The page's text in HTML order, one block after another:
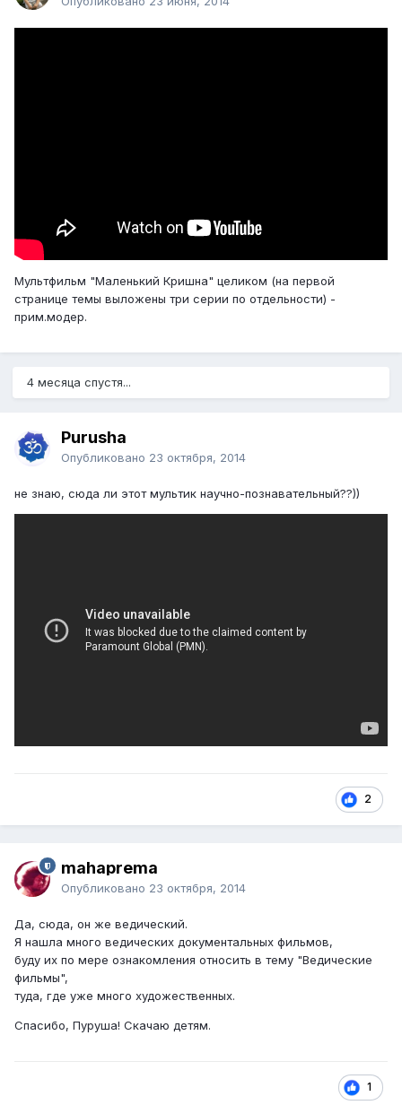
Мультфильм "Маленький Кришна" целиком (на первой
странице темы выложены три серии по отдельности) -
прим.модер.
4 месяца спустя...
Purusha
Опубликовано 23 октября, 2014
не знаю, сюда ли этот мультик научно-познавательный??))
2
mahaprema
Опубликовано 23 октября, 2014
Да, сюда, он же ведический.
Я нашла много ведических документальных фильмов,
буду их по мере ознакомления относить в тему "Ведические
фильмы",
туда, где уже много художественных.
Спасибо, Пуруша! Скачаю детям.
1